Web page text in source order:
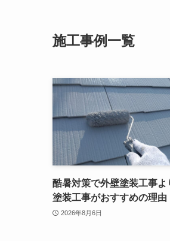
施工事例一覧
酷暑対策で外壁塗装工事よ
塗装工事がおすすめの理由
2026年8月6日